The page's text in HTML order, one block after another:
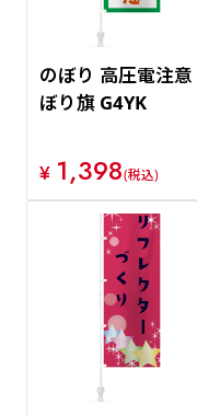
のぼり 高圧電注意
ぼり旗 G4YK
¥ 1,398(税込)